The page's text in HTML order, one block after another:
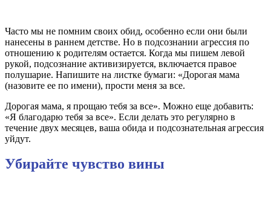
Часто мы не помним своих обид, особенно если они были
нанесены в раннем детстве. Но в подсознании агрессия по
отношению к родителям остается. Когда мы пишем левой
рукой, подсознание активизируется, включается правое
полушарие. Напишите на листке бумаги: «Дорогая мама
(назовите ее по имени), прости меня за все.
Дорогая мама, я прощаю тебя за все». Можно еще добавить:
«Я благодарю тебя за все». Если делать это регулярно в
течение двух месяцев, ваша обида и подсознательная агрессия
уйдут.
Убирайте чувство вины